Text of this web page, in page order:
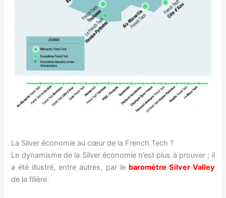
La Silver économie au cœur de la French Tech ?
Le dynamisme de la Silver économie n’est plus à prouver ; il
a été illustré, entre autres, par le baromètre Silver Valley
de la filière.